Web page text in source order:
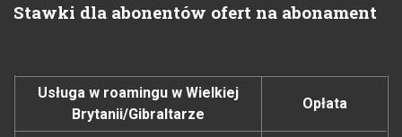
Stawki dla abonentów ofert na abonament
Usługa w roamingu w Wielkiej
Brytanii/Gibraltarze
Opłata